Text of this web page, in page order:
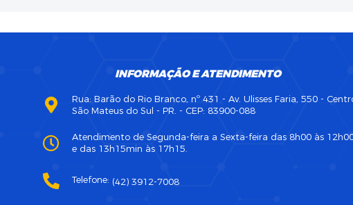
INFORMAÇÃO E ATENDIMENTO
Rua: Barão do Rio Branco, nº 431 - Av. Ulisses Faria, 550 -
São Mateus do Sul - PR. - CEP: 83900-088
Atendimento de Segunda-feira a Sexta-feira das 8h00 às
e das 13h15min às 17h15.
Telefone: (42) 3912-7008